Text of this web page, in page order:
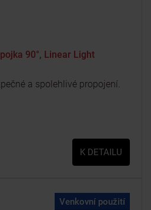
90°, Linear Light
a spolehlivé propojení.
K DETAILU
Venkovní použití